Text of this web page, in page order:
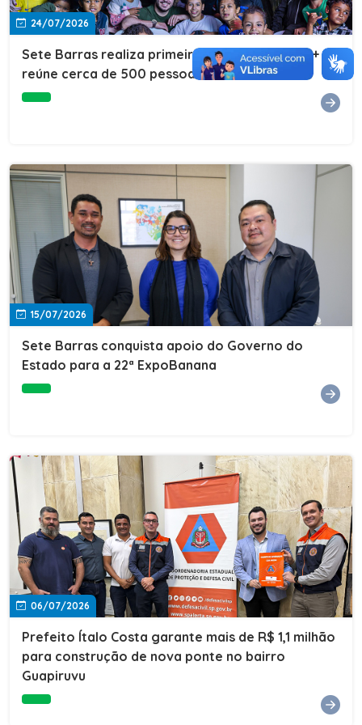
24/07/2026
Sete Barras realiza primeira edição do Cuidar+ e
reúne cerca de 500 pessoas na Vila São João
15/07/2026
Sete Barras conquista apoio do Governo do
Estado para a 22ª ExpoBanana
06/07/2026
Prefeito Ítalo Costa garante mais de R$ 1,1 milhão
para construção de nova ponte no bairro
Guapiruvu